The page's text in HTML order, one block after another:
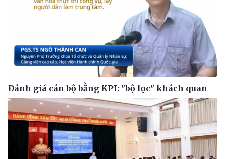
Đánh giá cán bộ bằng KPI: "bộ lọc" khách quan